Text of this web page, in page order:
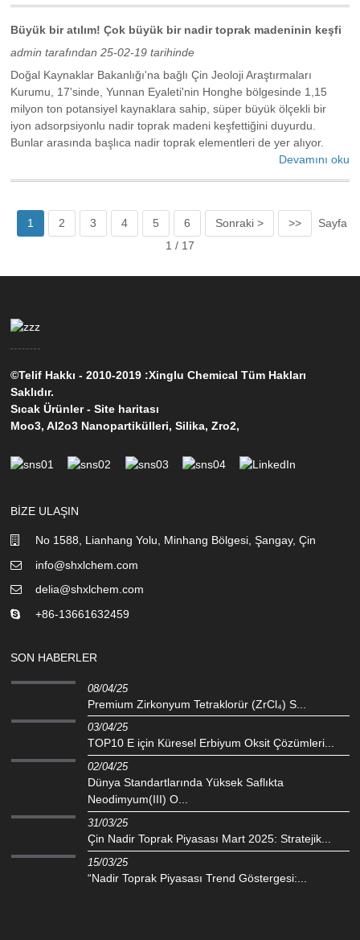
Büyük bir atılım! Çok büyük bir nadir toprak madeninin keşfi
admin tarafından 25-02-19 tarihinde
Doğal Kaynaklar Bakanlığı'na bağlı Çin Jeoloji Araştırmaları
Kurumu, 17'sinde, Yunnan Eyaleti'nin Honghe bölgesinde 1,15
milyon ton potansiyel kaynaklara sahip, süper büyük ölçekli bir
iyon adsorpsiyonlu nadir toprak madeni keşfettiğini duyurdu.
Bunlar arasında başlıca nadir toprak elementleri de yer alıyor.
Devamını oku
1 2 3 4 5 6 Sonraki > >>
Sayfa
1 / 17
©Telif Hakkı - 2010-2019 :Xinglu Chemical Tüm Hakları
Saklıdır.
Sıcak Ürünler-Site haritası
Moo3,Al2o3 Nanopartikülleri,Silika,Zro2,
BIZE ULAŞIN
No 1588, Lianhang Yolu, Minhang Bölgesi, Şangay, Çin
info@shxlchem.com
delia@shxlchem.com
+86-13661632459
SON HABERLER
08/04/25
Premium Zirkonyum Tetraklorür (ZrCl₄) S...
03/04/25
TOP10 E için Küresel Erbiyum Oksit Çözümleri...
02/04/25
Dünya Standartlarında Yüksek Saflıkta
Neodimyum(III) O...
31/03/25
Çin Nadir Toprak Piyasası Mart 2025: Stratejik...
15/03/25
“Nadir Toprak Piyasası Trend Göstergesi:...